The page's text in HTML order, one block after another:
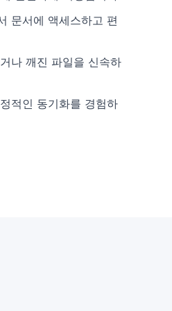
문서에 액세스하고 편
나 깨진 파일을 신속하
적인 동기화를 경험하